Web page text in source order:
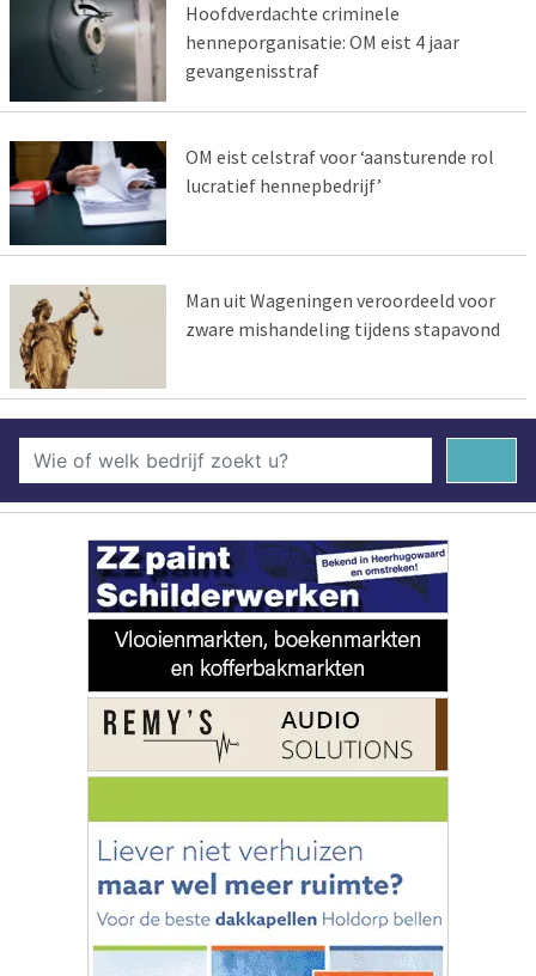
Hoofdverdachte criminele
henneporganisatie: OM eist 4 jaar
gevangenisstraf
OM eist celstraf voor ‘aansturende rol
lucratief hennepbedrijf’
Man uit Wageningen veroordeeld voor
zware mishandeling tijdens stapavond